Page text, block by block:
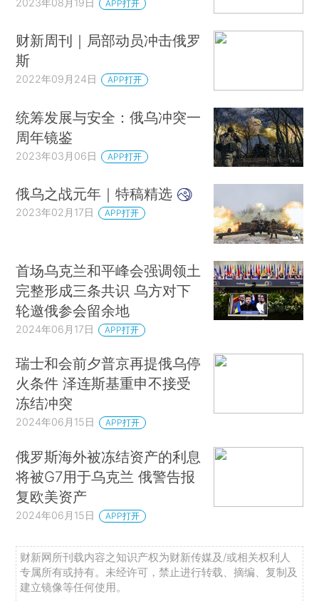
APP打开
财新周刊｜局部动员冲击俄罗
斯
2022年09月24日 APP打开
统筹发展与安全：俄乌冲突一
周年镜鉴
2023年03月06日 APP打开
俄乌之战元年｜特稿精选
2023年02月17日 APP打开
首场乌克兰和平峰会强调领土
完整形成三条共识 乌方对下
轮邀俄参会留余地
2024年06月17日 APP打开
瑞士和会前夕普京再提俄乌停
火条件 泽连斯基重申不接受
冻结冲突
2024年06月15日 APP打开
俄罗斯海外被冻结资产的利息
将被G7用于乌克兰 俄警告报
复欧美资产
2024年06月15日 APP打开
财新网所刊载内容之知识产权为财新传媒及/或相关权利人
专属所有或持有。未经许可，禁止进行转载、摘编、复制及
建立镜像等任何使用。